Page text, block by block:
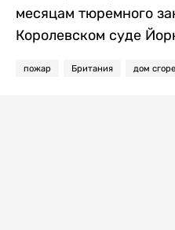
месяцам тюремного
Королевском суде
пожар Британия дом